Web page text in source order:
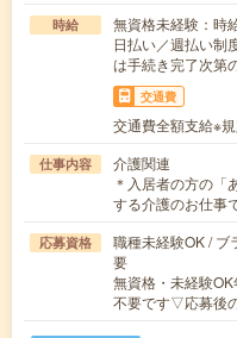
時給
無資格未経験：
日払い／週払い制
は手続き完了次第
交通費
交通費全額支給※
仕事内容
介護関連
＊入居者の方の「
する介護のお仕事
応募資格
職種未経験OK / ブ
要
無資格・未経験
不要です▽応募後